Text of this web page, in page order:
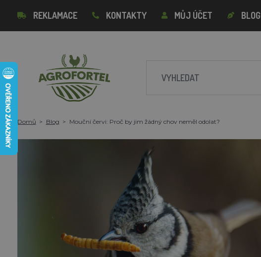
REKLAMACE KONTAKTY MŮJ ÚČET BLOG
Domů Blog Mouční červi: Proč by jim žádný chov neměl odolat?